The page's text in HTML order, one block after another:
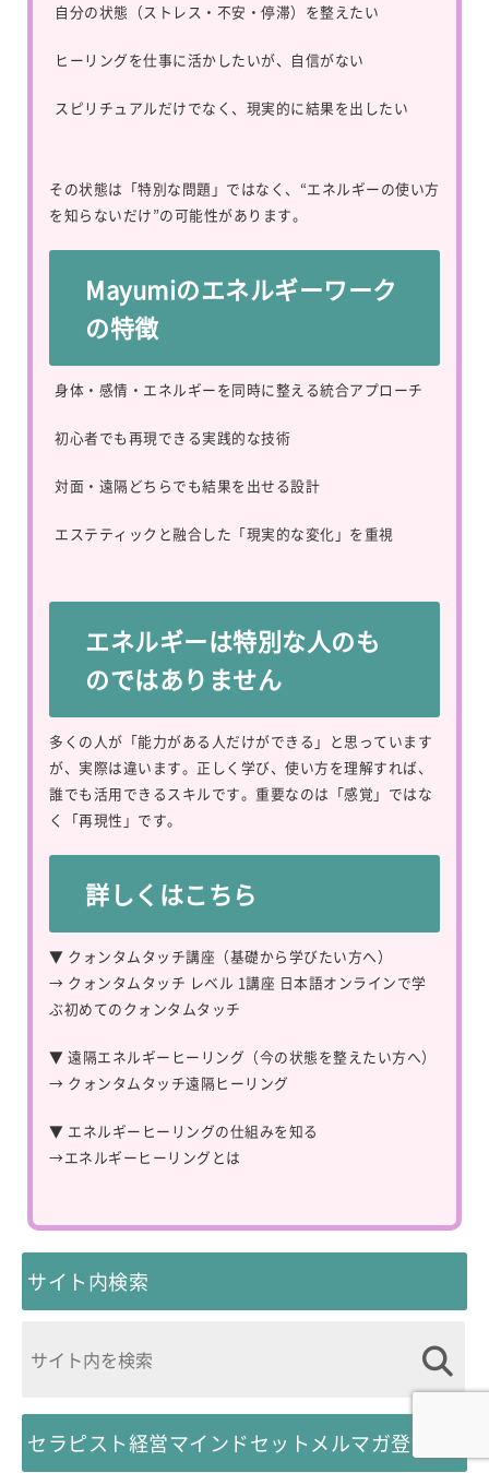
自分の状態（ストレス・不安・停滞）を整えたい
ヒーリングを仕事に活かしたいが、自信がない
スピリチュアルだけでなく、現実的に結果を出したい
その状態は「特別な問題」ではなく、“エネルギーの使い方
を知らないだけ”の可能性があります。
Mayumiのエネルギーワーク
の特徴
身体・感情・エネルギーを同時に整える統合アプローチ
初心者でも再現できる実践的な技術
対面・遠隔どちらでも結果を出せる設計
エステティックと融合した「現実的な変化」を重視
エネルギーは特別な人のも
のではありません
多くの人が「能力がある人だけができる」と思っています
が、実際は違います。正しく学び、使い方を理解すれば、
誰でも活用できるスキルです。重要なのは「感覚」ではな
く「再現性」です。
詳しくはこちら
▼ クォンタムタッチ講座（基礎から学びたい方へ）
→ クォンタムタッチ レベル 1講座 日本語オンラインで学
ぶ初めてのクォンタムタッチ
▼ 遠隔エネルギーヒーリング（今の状態を整えたい方へ）
→ クォンタムタッチ遠隔ヒーリング
▼ エネルギーヒーリングの仕組みを知る
→エネルギーヒーリングとは
サイト内検索
セラピスト経営マインドセットメルマガ登録